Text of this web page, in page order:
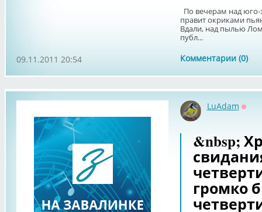
По вечерам над
правит окриками
Вдали, над пылью
публ...
Комментарии (0)
09.11.2011 20:54
LuAdam
&nbsp;
громко